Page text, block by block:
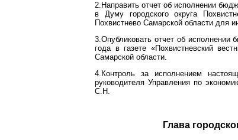
2.Направить отчет об исполнении
в Думу городского округа
Похвистнево Самарской области для
3.Опубликовать отчет об исполнении
года в газете «Похвистневский
Самарской области.
4.Контроль за исполнением
руководителя Управления по
С.Н.
Глава